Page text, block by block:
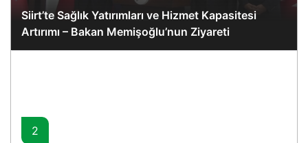
Siirt’te Sağlık Yatırımları ve Hizmet Kapasitesi
Artırımı – Bakan Memişoğlu’nun Ziyareti
2